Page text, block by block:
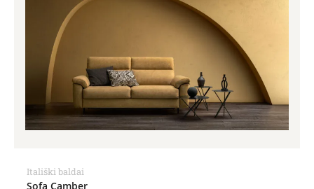
Itališki baldai
Sofa Camber